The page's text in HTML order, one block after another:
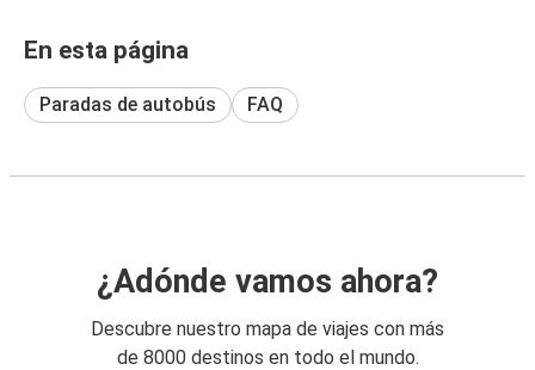
En esta página
Paradas de autobús FAQ
¿Adónde vamos ahora?
Descubre nuestro mapa de viajes con más
de 8000 destinos en todo el mundo.